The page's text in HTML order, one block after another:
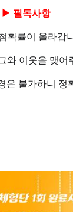
▶ 필독사항
확률이 올라갑
와 이웃을 맺어
은 불가하니 정